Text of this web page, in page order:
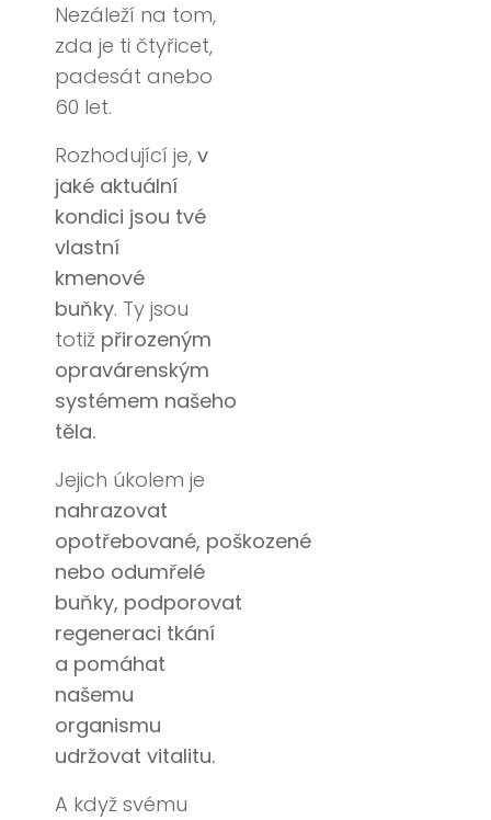
Nezáleží na tom,
zda je ti čtyřicet,
padesát anebo
60 let.
Rozhodující je, v
jaké aktuální
kondici jsou tvé
vlastní
kmenové
buňky. Ty jsou
totiž přirozeným
opravárenským
systémem našeho
těla.
Jejich úkolem je
nahrazovat
opotřebované, poškozené
nebo odumřelé
buňky, podporovat
regeneraci tkání
a pomáhat
našemu
organismu
udržovat vitalitu.
A když svému